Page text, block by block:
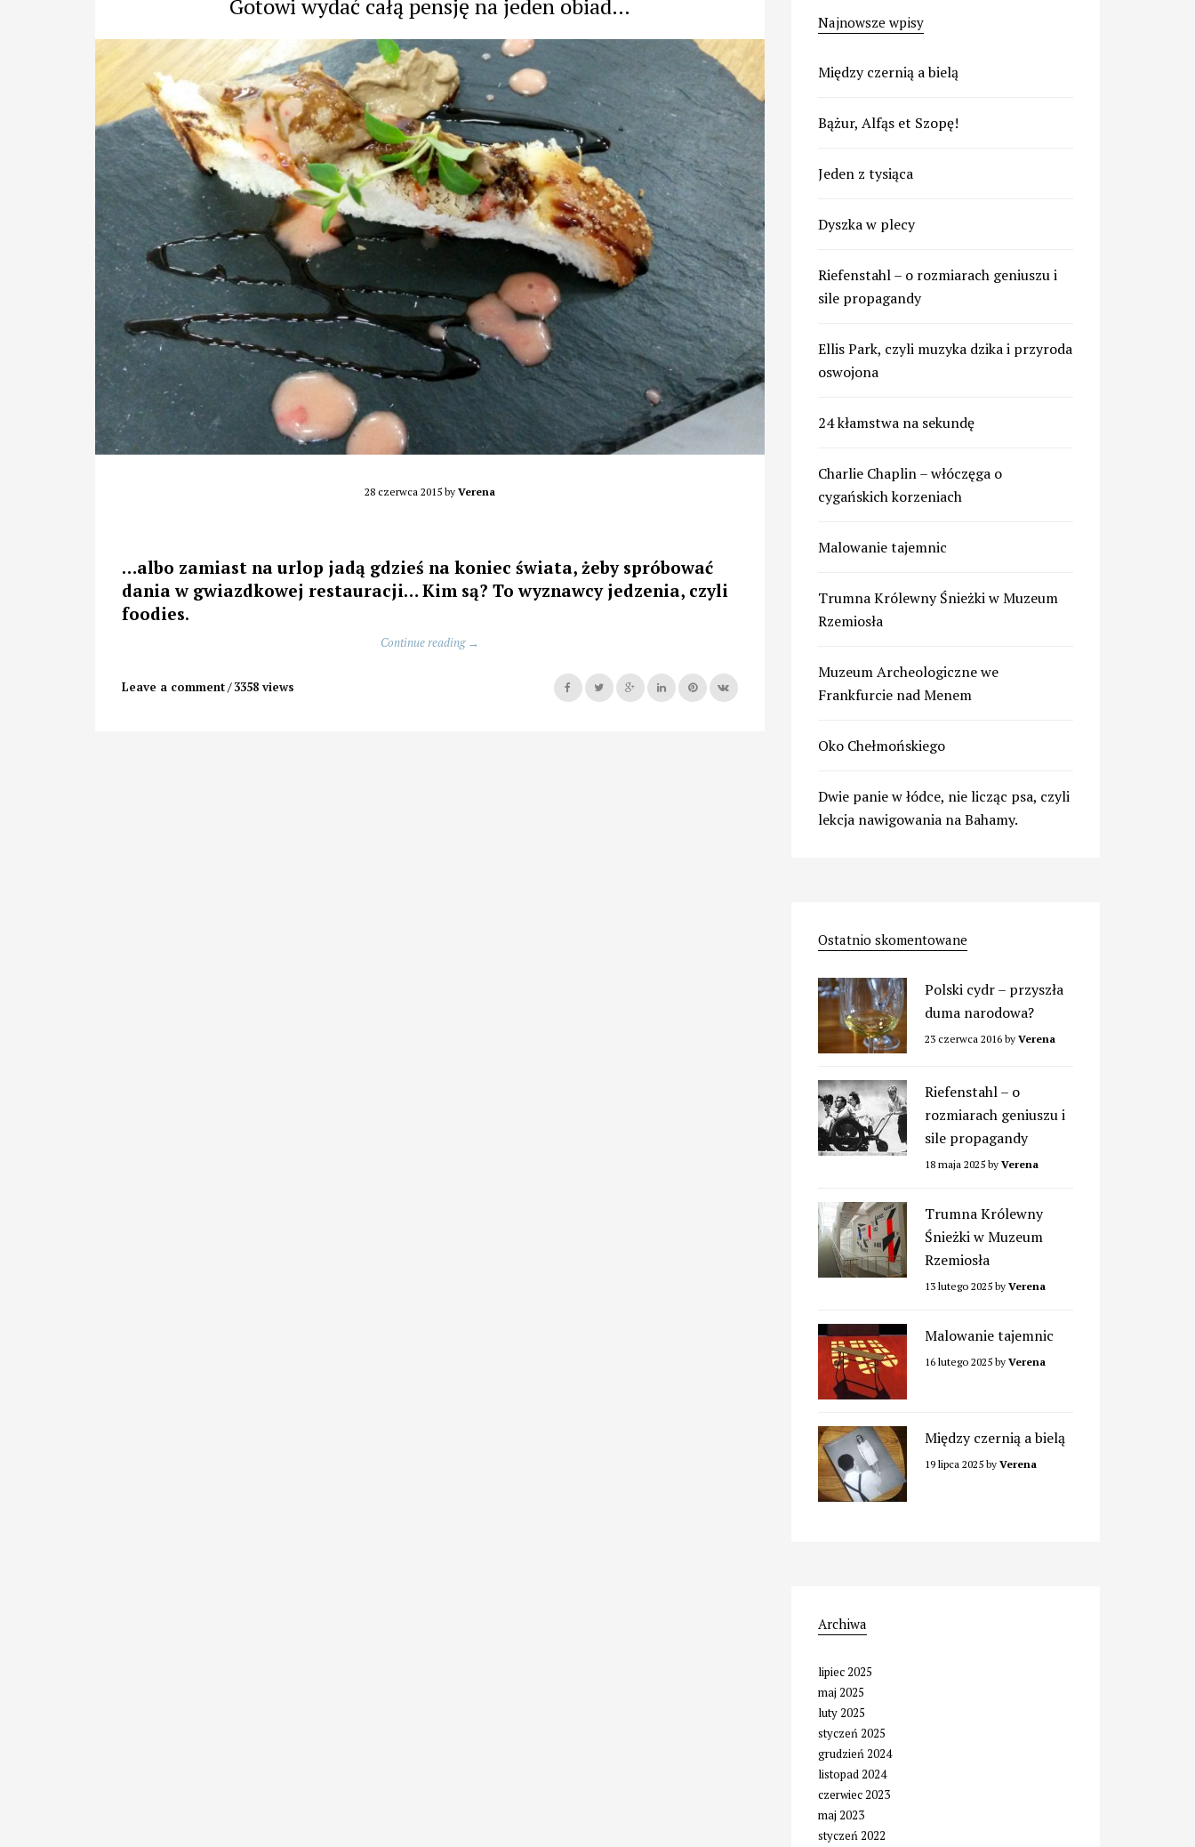
Gotowi wydać całą pensję na jeden obiad…
28 czerwca 2015by Verena
…albo zamiast na urlop jadą gdzieś na koniec świata, żeby spróbować
dania w gwiazdkowej restauracji… Kim są? To wyznawcy jedzenia, czyli
foodies.
Continue reading „Gotowi
→
Leave a comment 3358 views
Najnowsze wpisy
Między czernią a bielą
Bążur, Alfąs et Szopę!
Jeden z tysiąca
Dyszka w plecy
Riefenstahl – o rozmiarach geniuszu i
sile propagandy
Ellis Park, czyli muzyka dzika i przyroda
oswojona
24 kłamstwa na sekundę
Charlie Chaplin – włóczęga o
cygańskich korzeniach
Malowanie tajemnic
Trumna Królewny Śnieżki w Muzeum
Rzemiosła
Muzeum Archeologiczne we
Frankfurcie nad Menem
Oko Chełmońskiego
Dwie panie w łódce, nie licząc psa, czyli
lekcja nawigowania na Bahamy.
Ostatnio skomentowane
Polski cydr – przyszła
duma narodowa?
23 czerwca 2016by Verena
Riefenstahl – o
rozmiarach geniuszu i
sile propagandy
18 maja 2025by Verena
Trumna Królewny
Śnieżki w Muzeum
Rzemiosła
13 lutego 2025by Verena
Malowanie tajemnic
16 lutego 2025by Verena
Między czernią a bielą
19 lipca 2025by Verena
Archiwa
lipiec 2025
maj 2025
luty 2025
styczeń 2025
grudzień 2024
listopad 2024
czerwiec 2023
maj 2023
styczeń 2022